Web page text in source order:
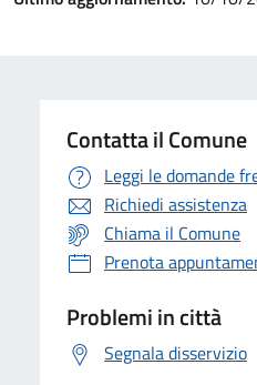
Contatta il Comune
Leggi le domande
Richiedi assistenza
Chiama il Comune
Prenota
Problemi in città
Segnala disservizio